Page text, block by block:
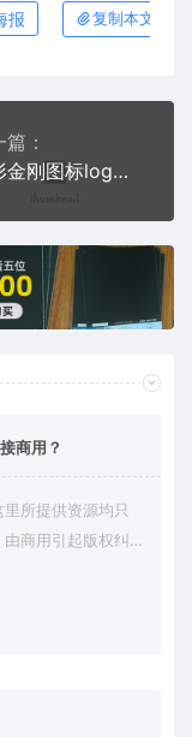
报 复制本文链接
：
变形金刚图标logo擎天柱雕刻激光打标文件通用位图
商用？
所提供资源均只
商用引起版权纠